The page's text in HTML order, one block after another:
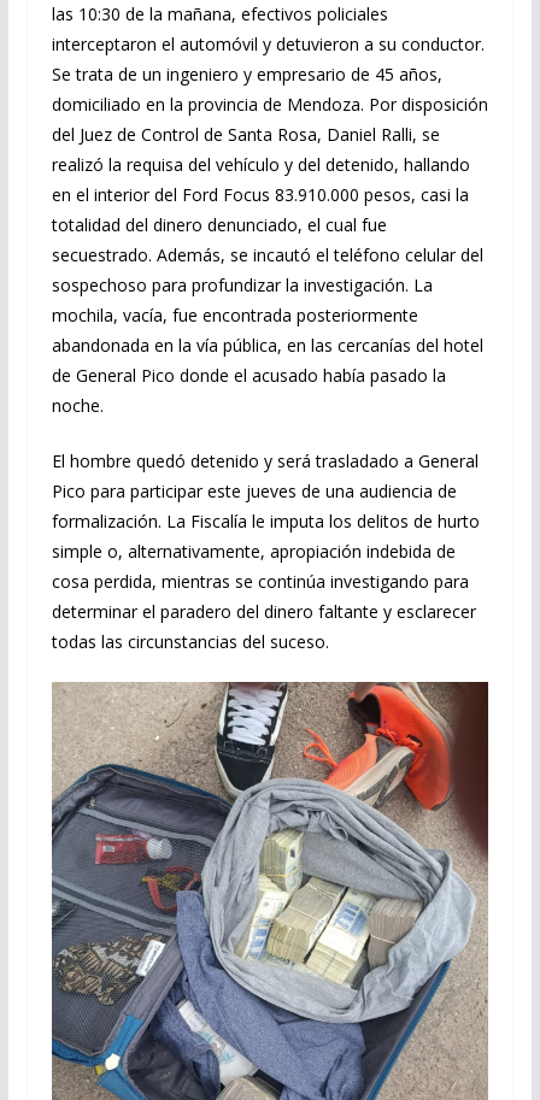
las 10:30 de la mañana, efectivos policiales
interceptaron el automóvil y detuvieron a su conductor.
Se trata de un ingeniero y empresario de 45 años,
domiciliado en la provincia de Mendoza. Por disposición
del Juez de Control de Santa Rosa, Daniel Ralli, se
realizó la requisa del vehículo y del detenido, hallando
en el interior del Ford Focus 83.910.000 pesos, casi la
totalidad del dinero denunciado, el cual fue
secuestrado. Además, se incautó el teléfono celular del
sospechoso para profundizar la investigación. La
mochila, vacía, fue encontrada posteriormente
abandonada en la vía pública, en las cercanías del hotel
de General Pico donde el acusado había pasado la
noche.
El hombre quedó detenido y será trasladado a General
Pico para participar este jueves de una audiencia de
formalización. La Fiscalía le imputa los delitos de hurto
simple o, alternativamente, apropiación indebida de
cosa perdida, mientras se continúa investigando para
determinar el paradero del dinero faltante y esclarecer
todas las circunstancias del suceso.